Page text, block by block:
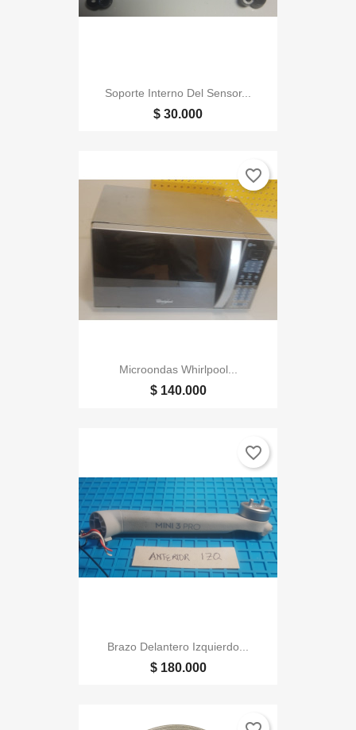
Soporte Interno Del Sensor...
$ 30.000
Microondas Whirlpool...
$ 140.000
favorite_border
Brazo Delantero Izquierdo...
$ 180.000
favorite_border